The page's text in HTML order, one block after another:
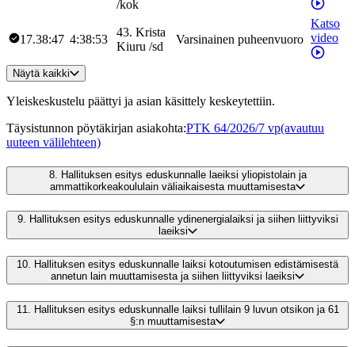
/kok
17.38:47 4:38:53
43. Krista
Kiuru /sd
Varsinainen puheenvuoro
Katso
video
Näytä kaikki
Yleiskeskustelu päättyi ja asian käsittely keskeytettiin.
Täysistunnon pöytäkirjan asiakohta:PTK 64/2026/7 vp(avautuu
uuteen välilehteen)
8. Hallituksen esitys eduskunnalle laeiksi yliopistolain ja
ammattikorkeakoululain väliaikaisesta muuttamisesta
9. Hallituksen esitys eduskunnalle ydinenergialaiksi ja siihen liittyviksi
laeiksi
10. Hallituksen esitys eduskunnalle laiksi kotoutumisen edistämisestä
annetun lain muuttamisesta ja siihen liittyviksi laeiksi
11.
Hallituksen esitys eduskunnalle laiksi tullilain 9 luvun otsikon ja 61
§:n muuttamisesta